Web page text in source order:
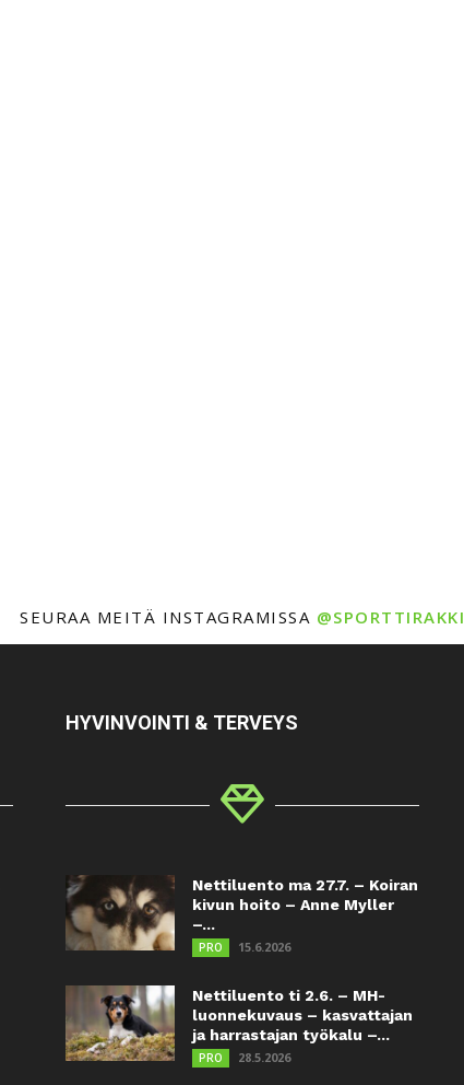
SEURAA MEITÄ INSTAGRAMISSA @SPORTTIRAKKI
HYVINVOINTI & TERVEYS
Nettiluento ma 27.7. – Koiran
kivun hoito – Anne Myller
–...
PRO 15.6.2026
Nettiluento ti 2.6. – MH-
luonnekuvaus – kasvattajan
ja harrastajan työkalu –...
PRO 28.5.2026